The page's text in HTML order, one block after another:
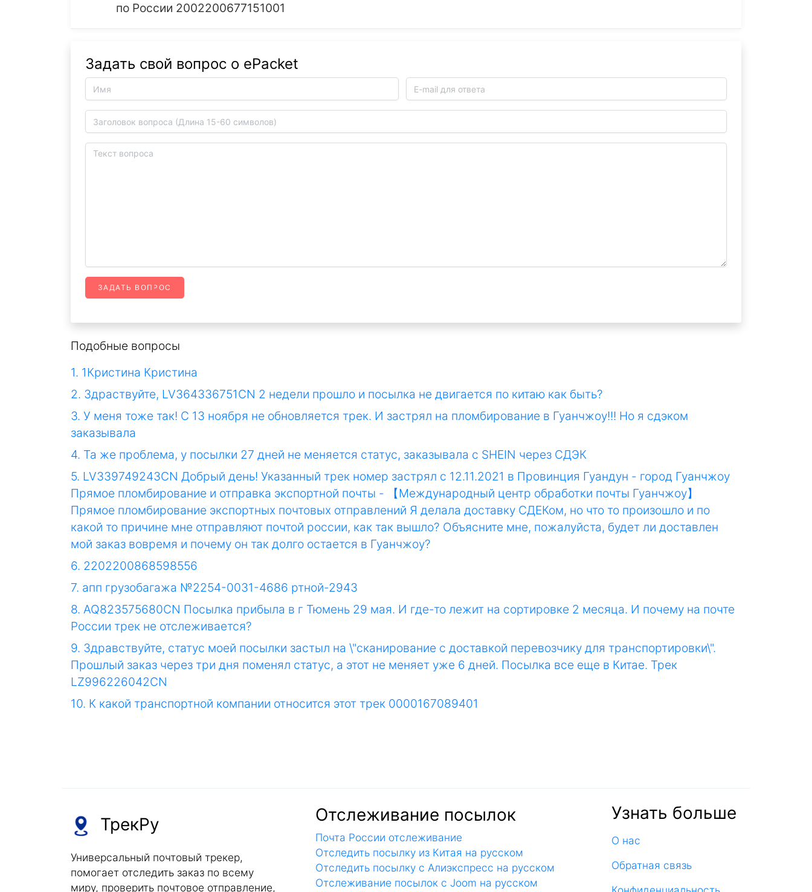
по России 2002200677151001
Задать свой вопрос о ePacket
ЗАДАТЬ ВОПРОС
Подобные вопросы
1. 1Кристина Кристина
2. Здраствуйте, LV364336751CN 2 недели прошло и посылка не двигается по китаю как быть?
3. У меня тоже так! С 13 ноября не обновляется трек. И застрял на пломбирование в Гуанчжоу!!! Но я сдэком
заказывала
4. Та же проблема, у посылки 27 дней не меняется статус, заказывала с SHEIN через СДЭК
5. LV339749243CN Добрый день! Указанный трек номер застрял с 12.11.2021 в Провинция Гуандун - город Гуанчжоу
Прямое пломбирование и отправка экспортной почты - 【Международный центр обработки почты Гуанчжоу】
Прямое пломбирование экспортных почтовых отправлений Я делала доставку СДЕКом, но что то произошло и по
какой то причине мне отправляют почтой россии, как так вышло? Объясните мне, пожалуйста, будет ли доставлен
мой заказ вовремя и почему он так долго остается в Гуанчжоу?
6. 2202200868598556
7. апп грузобагажа №2254-0031-4686 ртной-2943
8. AQ823575680CN Посылка прибыла в г Тюмень 29 мая. И где-то лежит на сортировке 2 месяца. И почему на почте
России трек не отслеживается?
9. Здравствуйте, статус моей посылки застыл на \"сканирование с доставкой перевозчику для транспортировки\".
Прошлый заказ через три дня поменял статус, а этот не меняет уже 6 дней. Посылка все еще в Китае. Трек
LZ996226042CN
10. К какой транспортной компании относится этот трек 0000167089401
ТрекРу
Универсальный почтовый трекер,
помогает отследить заказ по всему
миру, проверить почтовое отправление,
Отслеживание посылок
Почта России отслеживание
Отследить посылку из Китая на русском
Отследить посылку с Алиэкспресс на русском
Отслеживание посылок с Joom на русском
Узнать больше
О нас
Обратная связь